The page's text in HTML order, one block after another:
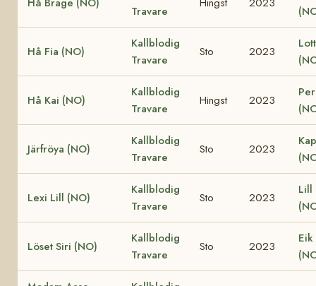
Travare
Hå Fia (NO)
Kallblodig
Travare
Sto 2023
Hå Kai (NO)
Kallblodig
Travare
Hingst 2023
Järfröya (NO)
Kallblodig
Travare
Sto 2023
Lexi Lill (NO)
Kallblodig
Travare
Sto 2023
Lill
Löset Siri (NO)
Kallblodig
Travare
Sto 2023